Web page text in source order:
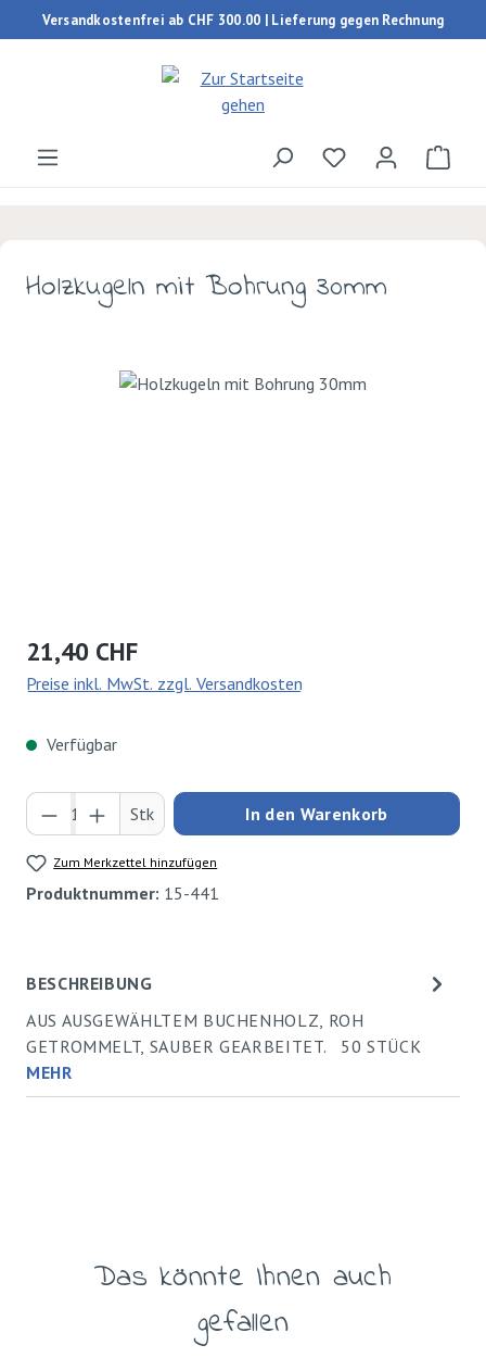
Zum Hauptinhalt springen
Versandkostenfrei ab CHF 300.00 | Lieferung gegen Rechnung
Du hast 0
Holzkugeln mit Bohrung 30mm
Bildergalerie überspringen
Regulärer Preis:
21,40 CHF
Preise inkl. MwSt. zzgl. Versandkosten
Verfügbar
Produkt Anzahl: Gib den gewünschten Wert
Stk In den Warenkorb
Zum Merkzettel hinzufügen
Produktnummer: 15-441
BESCHREIBUNG
AUS AUSGEWÄHLTEM BUCHENHOLZ, ROH
GETROMMELT, SAUBER GEARBEITET. 50 STÜCK
MEHR
Produktgalerie überspringen
Das könnte Ihnen auch
gefallen